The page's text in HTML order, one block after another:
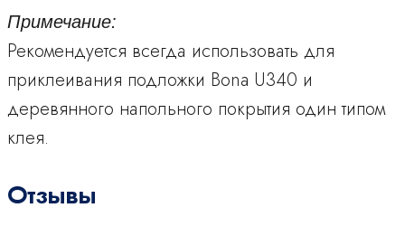
Примечание:
Рекомендуется всегда использовать для
приклеивания подложки Bona U340 и
деревянного напольного покрытия один типом
клея.
Отзывы